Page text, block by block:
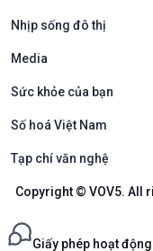
Nhịp sống đô thị
Media
Sức khỏe của bạn
Số hoá Việt Nam
Tạp chí văn nghệ
Copyright © VOV5. All
Giấy phép hoạt